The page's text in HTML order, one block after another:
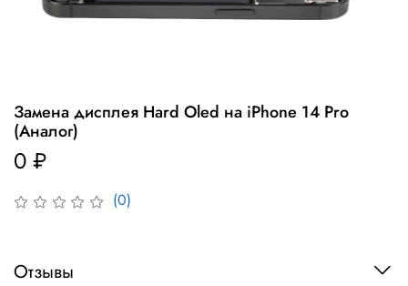
(0)
Замена дисплея Hard Oled на iPhone 14 Pro
(Аналог)
0 ₽
Отзывы